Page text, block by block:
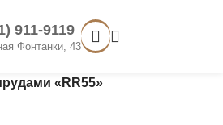
911-9119
Фонтанки, 43
«RR55»